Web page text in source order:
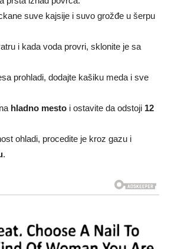
suve kajsije i suvo grožđe u šerpu
i kada voda provri, sklonite je sa
prohladi, dodajte kašiku meda i sve
hladno mesto i ostavite da odstoji 12
ohladi, procedite je kroz gazu i
.